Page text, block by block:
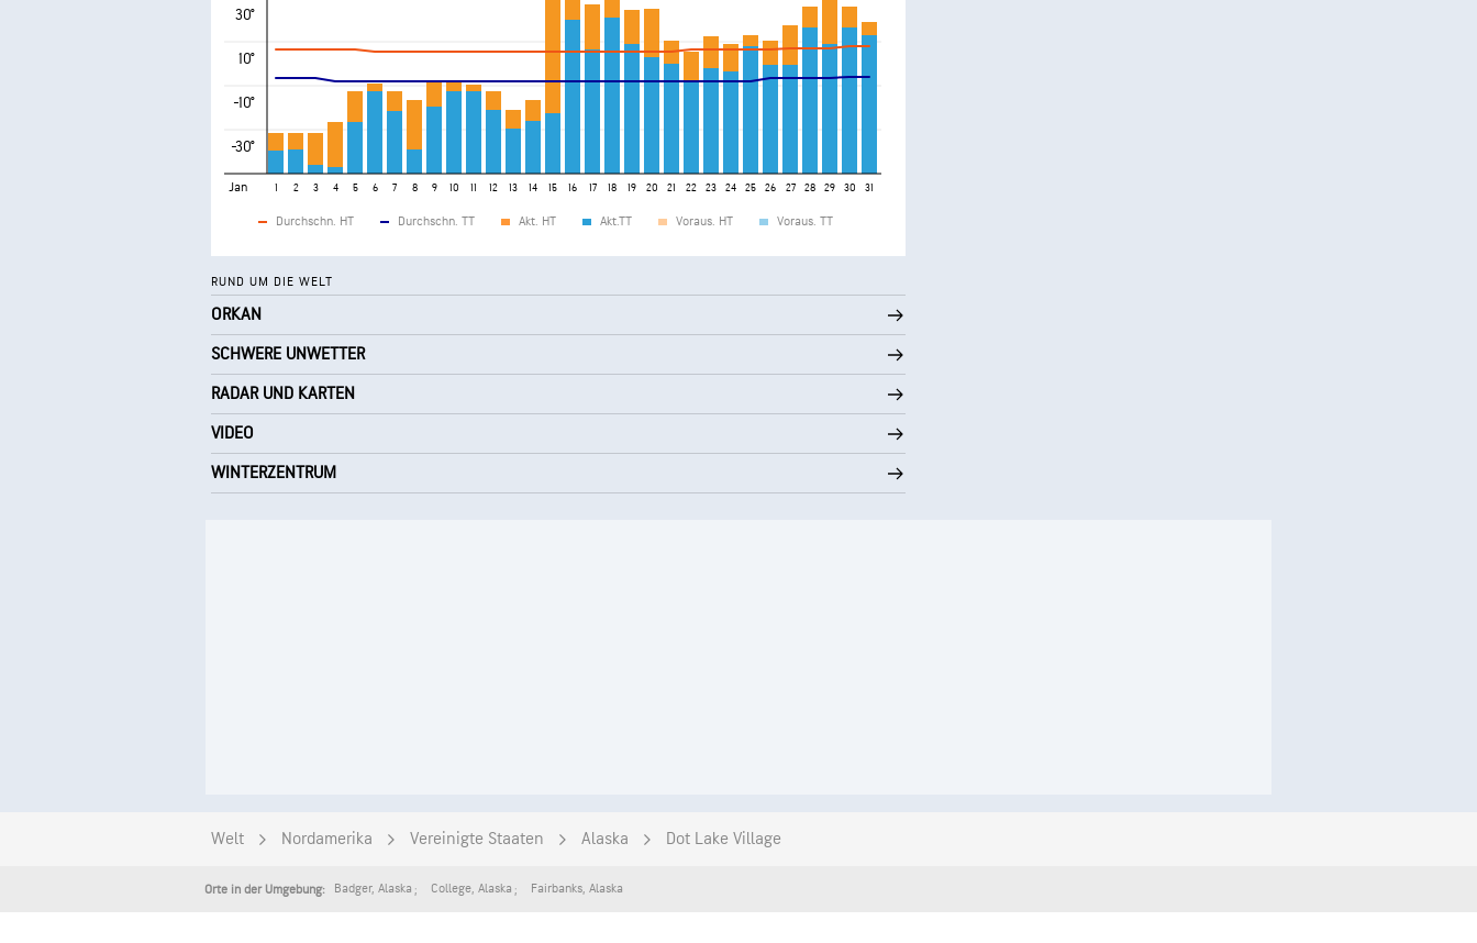
30°
10°
-10°
-30°
Jan 1 2 3 4 5 6 7 8 9 10 11 12 13 14 15 16 17 18 19 20 21 22 23 24 25 26 27 28 29 30 31
Durchschn. HT Durchschn. TT Akt. HT Akt.TT Voraus. HT Voraus. TT
RUND UM DIE WELT
ORKAN
SCHWERE UNWETTER
RADAR UND KARTEN
VIDEO
WINTERZENTRUM
Welt Nordamerika Vereinigte Staaten Alaska Dot Lake Village
Orte in der Umgebung: Badger, Alaska College, Alaska Fairbanks, Alaska